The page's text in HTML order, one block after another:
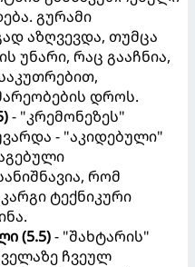
გურამი
აზღვევდა, თუმცა
უნარი, რაც გააჩნია,
დროს.
- "კრემონეზეს"
- "აკიდებული"
რომ
ტექნიკური
(5.5)- "შახტარის"
ჩვეულ